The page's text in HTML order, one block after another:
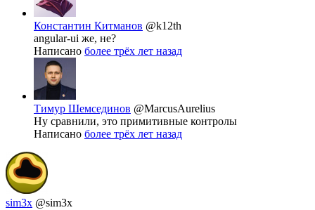
Константин Китманов @k12th
angular-ui же, не?
Написано более трёх лет назад
Тимур Шемсединов @MarcusAurelius
Ну сравнили, это примитивные контролы
Написано более трёх лет назад
sim3x @sim3x